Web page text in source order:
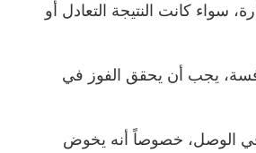
سواء كانت النتيجة التعادل أو
يجب أن يحقق الفوز في
الوصل، خصوصاً أنه يخوض